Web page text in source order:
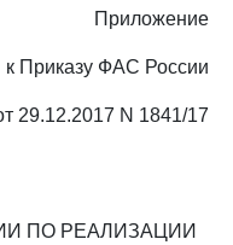
Приложение
к Приказу ФАС России
29.12.2017 N 1841/17
ПО РЕАЛИЗАЦИИ